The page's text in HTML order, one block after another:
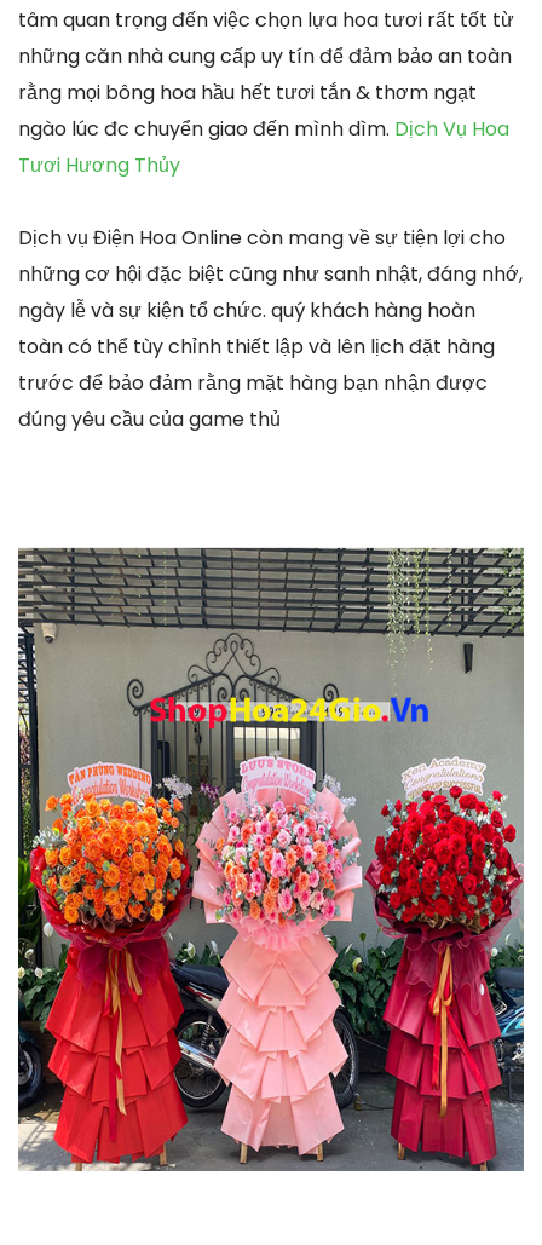
tâm quan trọng đến việc chọn lựa hoa tươi rất tốt từ
những căn nhà cung cấp uy tín để đảm bảo an toàn
rằng mọi bông hoa hầu hết tươi tắn & thơm ngạt
ngào lúc đc chuyển giao đến mình dìm. Dịch Vụ Hoa
Tươi Hương Thủy
Dịch vụ Điện Hoa Online còn mang về sự tiện lợi cho
những cơ hội đặc biệt cũng như sanh nhật, đáng nhớ,
ngày lễ và sự kiện tổ chức. quý khách hàng hoàn
toàn có thể tùy chỉnh thiết lập và lên lịch đặt hàng
trước để bảo đảm rằng mặt hàng bạn nhận được
đúng yêu cầu của game thủ